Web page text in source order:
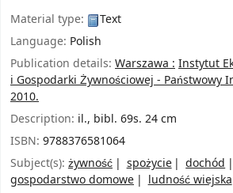
Material type:
Text
Language: Polish
Publication details: Warszawa :Instytut
i Gospodarki Żywnościowej - Państwowy
2010.
Description: il., bibl. 69s. 24 cm
ISBN: 9788376581064
Subject(s): żywność spożycie
dochód
gospodarstwo domowe
ludność wiejska